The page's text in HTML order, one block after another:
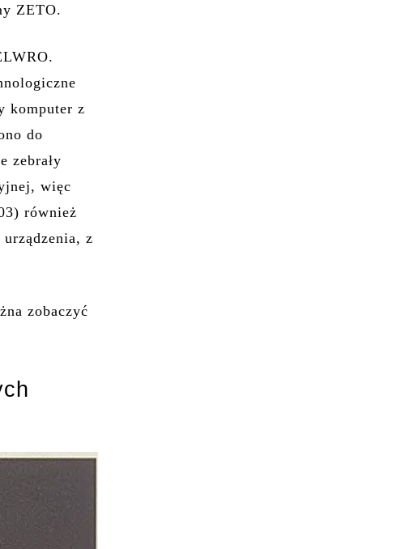
ZETO.
komputer z
do
zebrały
więc
również
z
zobaczyć